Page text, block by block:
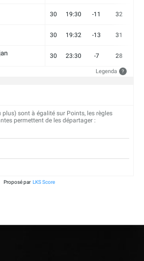
30 19:30 -11 32
30 19:32 -13 31
30 23:30 -7 28
Legenda ?
plus) sont à égalité sur Points, les règles
permettent de les départager :
Proposé par LKS Score